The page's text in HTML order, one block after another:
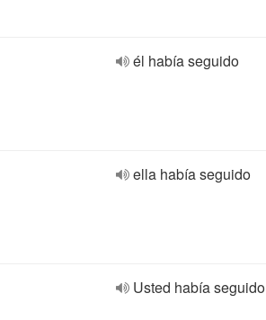
él había seguido
ella había seguido
Usted había seguido